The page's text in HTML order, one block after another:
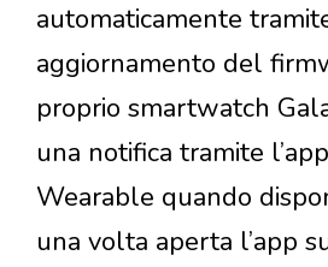
automaticamente
aggiornamento del
proprio smartwatch
una notifica tramite
Wearable quando
una volta aperta l’app